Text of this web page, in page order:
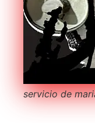
servicio de